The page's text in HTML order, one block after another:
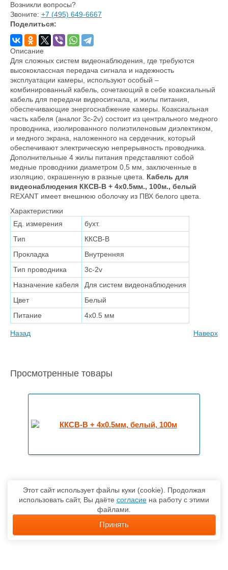
Возникли вопросы?
Звоните: +7 (495) 649-6667
Поделиться:
Описание
Для сложных систем видеонаблюдения, где требуются
высококлассная передача сигнала и надежность
эксплуатации камеры, используют особый –
комбинированный кабель, сочетающий в себе коаксиальный
кабель для передачи видеосигнала, и жилы питания,
обеспечивающие энергоснабжение камеры. Коаксиальная
часть кабеля (аналог 3c-2v) состоит из центрального медного
проводника, изолированного полиэтиленовым диэлектиком,
и медного экрана, наложенного на сердечник, который
обеспечивают электрическую непрерывность проводника.
Дополнительные 4 жилы питания представляют собой
медные проводники диаметром 0,5 мм, заключенные в
изоляцию, окрашенную в разные цвета. Кабель для
видеонаблюдения ККСВ-В + 4х0.5мм., 100м., белый
REXANT имеет внешнюю оболочку из ПВХ белого цвета.
Характеристики
Ед. измерения
бухт.
Тип
ККСВ-В
Прокладка
Внутренняя
Тип проводника
3с-2v
Назначение кабеля
Для систем видеонаблюдения
Цвет
Белый
Питание
4х0.5 мм
Назад Наверх
Просмотренные товары
Этот сайт использует файлы куки (cookie). Продолжая
использовать сайт, Вы даёте согласие на работу с этими
файлами.
Принять